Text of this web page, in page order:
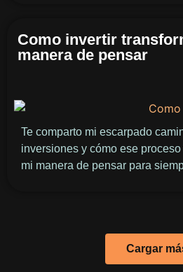
Como invertir
manera de pensar
Te comparto mi escarpado
inversiones y cómo ese
mi manera de pensar para
Cargar